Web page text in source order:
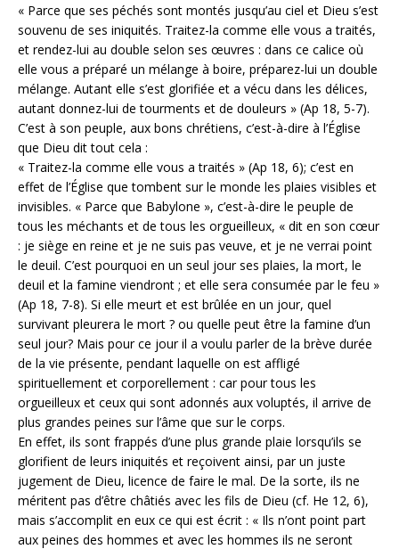
« Parce que ses péchés sont montés jusqu’au ciel et Dieu s’est
souvenu de ses iniquités. Traitez-la comme elle vous a traités,
et rendez-lui au double selon ses œuvres : dans ce calice où
elle vous a préparé un mélange à boire, préparez-lui un double
mélange. Autant elle s’est glorifiée et a vécu dans les délices,
autant donnez-lui de tourments et de douleurs » (Ap 18, 5-7).
C’est à son peuple, aux bons chrétiens, c’est-à-dire à l’Église
que Dieu dit tout cela :
« Traitez-la comme elle vous a traités » (Ap 18, 6); c’est en
effet de l’Église que tombent sur le monde les plaies visibles et
invisibles. « Parce que Babylone », c’est-à-dire le peuple de
tous les méchants et de tous les orgueilleux, « dit en son cœur
: je siège en reine et je ne suis pas veuve, et je ne verrai point
le deuil. C’est pourquoi en un seul jour ses plaies, la mort, le
deuil et la famine viendront ; et elle sera consumée par le feu »
(Ap 18, 7-8). Si elle meurt et est brûlée en un jour, quel
survivant pleurera le mort ? ou quelle peut être la famine d’un
seul jour? Mais pour ce jour il a voulu parler de la brève durée
de la vie présente, pendant laquelle on est affligé
spirituellement et corporellement : car pour tous les
orgueilleux et ceux qui sont adonnés aux voluptés, il arrive de
plus grandes peines sur l’âme que sur le corps.
En effet, ils sont frappés d’une plus grande plaie lorsqu’ils se
glorifient de leurs iniquités et reçoivent ainsi, par un juste
jugement de Dieu, licence de faire le mal. De la sorte, ils ne
méritent pas d’être châtiés avec les fils de Dieu (cf. He 12, 6),
mais s’accomplit en eux ce qui est écrit : « Ils n’ont point part
aux peines des hommes et avec les hommes ils ne seront